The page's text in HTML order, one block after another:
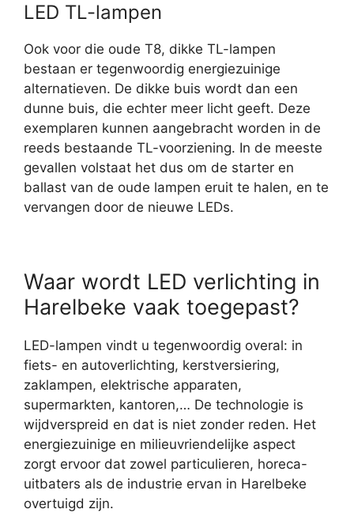
LED TL-lampen
Ook voor die oude T8, dikke TL-lampen
bestaan er tegenwoordig energiezuinige
alternatieven. De dikke buis wordt dan een
dunne buis, die echter meer licht geeft. Deze
exemplaren kunnen aangebracht worden in de
reeds bestaande TL-voorziening. In de meeste
gevallen volstaat het dus om de starter en
ballast van de oude lampen eruit te halen, en te
vervangen door de nieuwe LEDs.
Waar wordt LED verlichting in
Harelbeke vaak toegepast?
LED-lampen vindt u tegenwoordig overal: in
fiets- en autoverlichting, kerstversiering,
zaklampen, elektrische apparaten,
supermarkten, kantoren,… De technologie is
wijdverspreid en dat is niet zonder reden. Het
energiezuinige en milieuvriendelijke aspect
zorgt ervoor dat zowel particulieren, horeca-
uitbaters als de industrie ervan in Harelbeke
overtuigd zijn.